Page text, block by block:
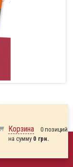
- 2026
Корзина
0 позиций
на сумму 0 грн.